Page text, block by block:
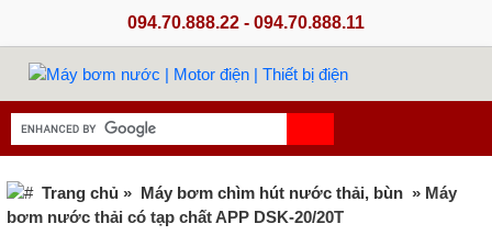
094.70.888.22 - 094.70.888.11
Trang chủ » Máy bơm chìm hút nước thải, bùn » Máy
bơm nước thải có tạp chất APP DSK-20/20T